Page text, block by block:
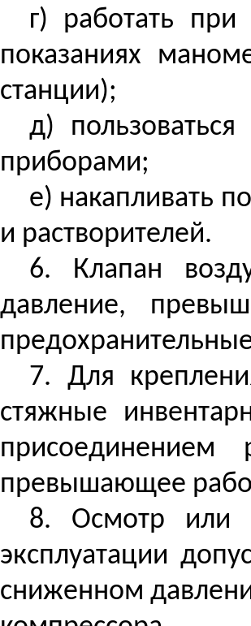
г) работать
показаниях
станции);
д)
приборами;
е) накапливать
и растворителей.
6. Клапан
давление,
7. Для
стяжные
присоединением
превышающее
8. Осмотр или
эксплуатации
сниженном